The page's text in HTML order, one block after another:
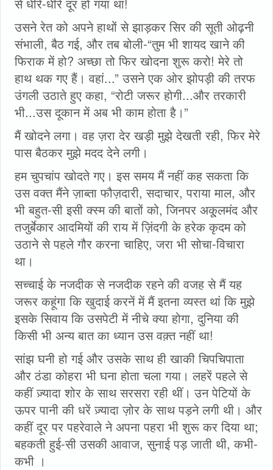
उसने रेत को अपने हाथों से झाड़कर सिर की सूती ओढ़नी
संभाली, बैठ गई, और तब बोली-“तुम भी शायद खाने की
फिराक में हो? अच्छा तो फिर खोदना शुरू करो! मेरे तो
हाथ थक गए हैं। वहां...” उसने एक ओर झोपड़ी की तरफ
उंगली उठाते हुए कहा, “रोटी जरूर होगी...और तरकारी
भी...उस दूकान में अब भी काम होता है।”
मैं खोदने लगा। वह ज़रा देर खड़ी मुझे देखती रही, फिर मेरे
पास बैठकर मुझे मदद देने लगी।
हम चुपचांप खोदते गए। इस समय मैं नहीं कह सकता कि
उस वक्त मैंने ज़ाब्ता फौज़दारी, सदाचार, पराया माल, और
भी बहुत-सी इसी क्स्म की बातों को, जिनपर अकू्लमंद और
तजुर्बेकार आदमियों की राय में ज़िंदगी के हरेक कृदम को
उठाने से पहले गौर करना चाहिए, जरा भी सोचा-विचारा
था।
सच्चाई के नजदीक से नजदीक रहने की वजह से मैं यह
जरूर कहूंगा कि खुदाई करनें में मैं इतना व्यस्त थां कि मुझे
इसके सिवाय कि उसपेटी में नीचे क्या होगा, दुनिया की
किसी भी अन्य बात का ध्यान उस वक़्त नहीं था!
सांझ घनी हो गई और उसके साथ ही खाकी चिपचिपाता
और ठंडा कोहरा भी घना होता चला गया। लहरें पहले से
कहीं ज़्यादा शोर के साथ सरसरा रही थीं। उन पेटियों के
ऊपर पानी की धरें ज़्यादा ज़ोर के साथ पड़ने लगी थी। और
कहीं दूर पर पहरेवाले ने अपना पहरा भी शुरू कर दिया था;
बहकती हुई-सी उसकी आवाज, सुनाई पड़ जाती थी, कभी-
कभी ।